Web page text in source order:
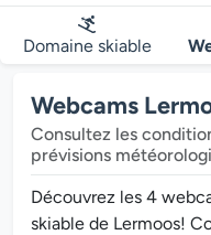
Domaine skiable
Webcams
Consultez les
prévisions
Découvrez les 4
skiable de Lermoos!